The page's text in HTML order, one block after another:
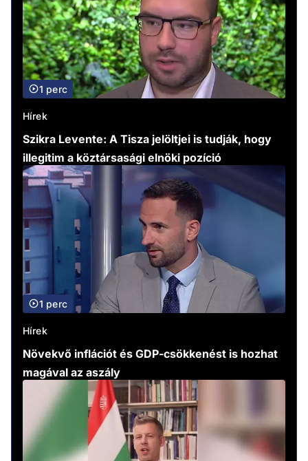
1 perc
Hírek
Szikra Levente: A Tisza jelöltjei is tudják, hogy
illegitim a köztársasági elnöki pozíció
1 perc
Hírek
Növekvő inflációt és GDP-csökkenést is hozhat
magával az aszály